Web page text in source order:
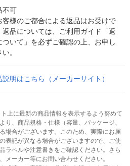
不可
客様のご都合による返品はお受けで
返品については、ご利用ガイド「返
ついて」を必ずご確認の上、お申し
。
明はこちら（メーカーサイト）
上に最新の商品情報を表示するよう努めて
り、商品規格・仕様（容量、パッケージ、
場合がございます。このため、実際にお届
表記が異なる場合がございますので、ご使
ラベルや注意書きをご確認ください。さら
メーカー等にお問い合わせください。